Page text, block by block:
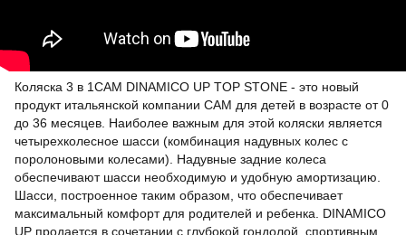
Коляска 3 в 1CAM DINAMICO UP TOP STONE - это новый
продукт итальянской компании CAM для детей в возрасте от 0
до 36 месяцев. Наиболее важным для этой коляски является
четырехколесное шасси (комбинация надувных колес с
поролоновыми колесами). Надувные задние колеса
обеспечивают шасси необходимую и удобную амортизацию.
Шасси, построенное таким образом, что обеспечивает
максимальный комфорт для родителей и ребенка. DINAMICO
UP продается в сочетании с глубокой гондолой, спортивным